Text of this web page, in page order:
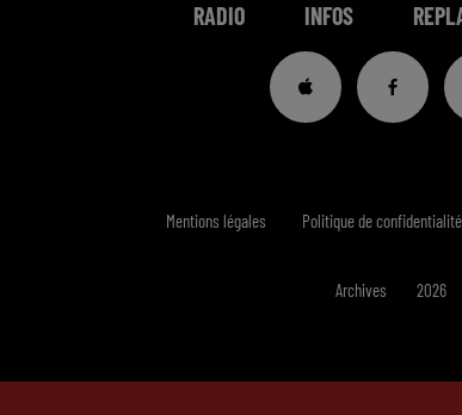
RADIO INFOS
Mentions légales Politique de confidentialité
Archives 2026